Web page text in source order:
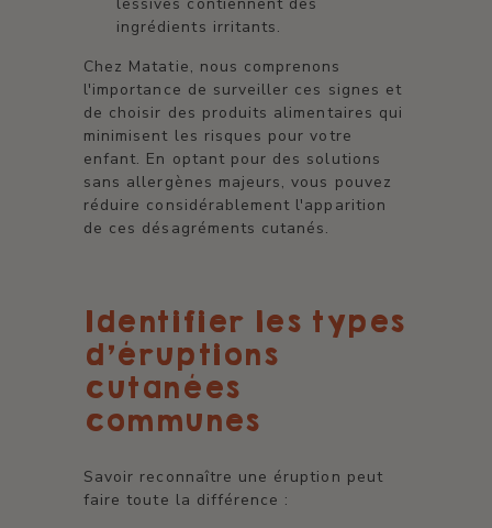
lessives contiennent des
ingrédients irritants.
Chez Matatie, nous comprenons
l'importance de surveiller ces signes et
de choisir des produits alimentaires qui
minimisent les risques pour votre
enfant. En optant pour des solutions
sans allergènes majeurs, vous pouvez
réduire considérablement l'apparition
de ces désagréments cutanés.
Identifier les types
d'éruptions
cutanées
communes
Savoir reconnaître une éruption peut
faire toute la différence :